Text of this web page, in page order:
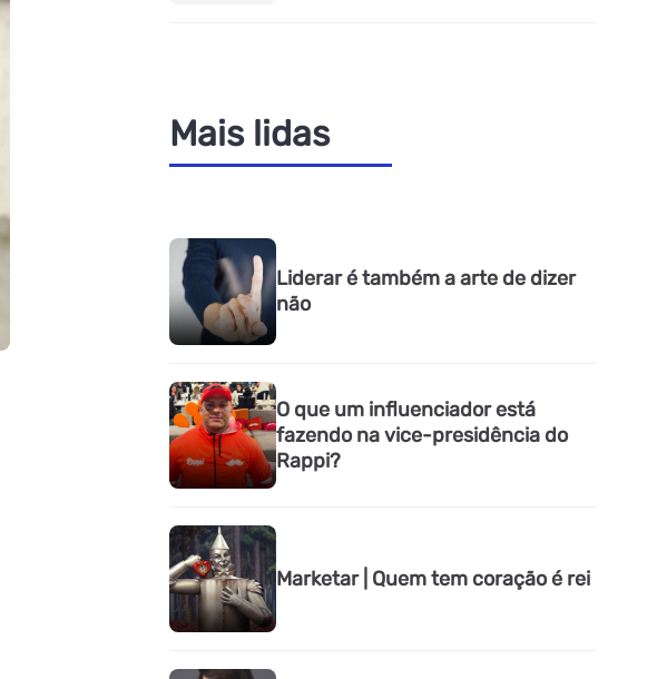
Mais lidas
Liderar é também a arte de dizer
não
O que um influenciador está
fazendo na vice-presidência do
Rappi?
Marketar | Quem tem coração é rei